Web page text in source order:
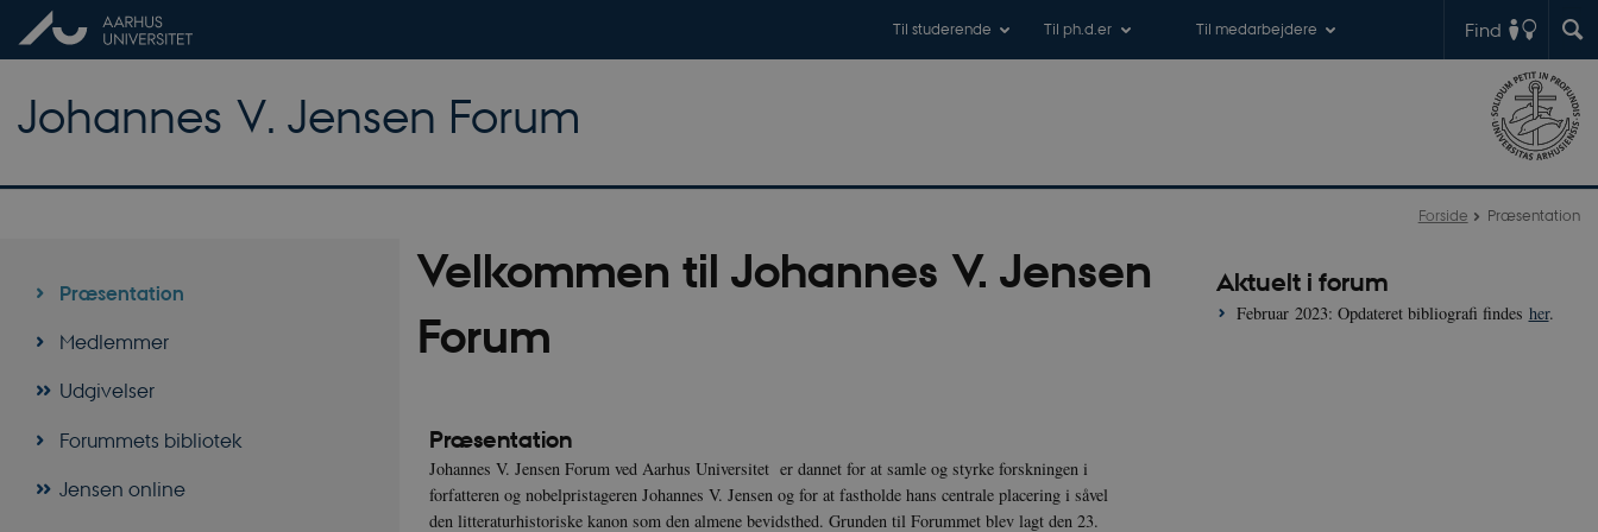
Find
Til studerende Til ph.d.er Til medarbejdere
Johannes V. Jensen Forum
Forside Præsentation
Præsentation
Medlemmer
Udgivelser
Forummets bibliotek
Jensen online
Velkommen til Johannes V. Jensen
Forum
Præsentation
Johannes V. Jensen Forum ved Aarhus Universitet er dannet for at samle og styrke forskningen i
forfatteren og nobelpristageren Johannes V. Jensen og for at fastholde hans centrale placering i såvel
den litteraturhistoriske kanon som den almene bevidsthed. Grunden til Forummet blev lagt den 23.
Aktuelt i forum
Februar 2023: Opdateret bibliografi findes her.